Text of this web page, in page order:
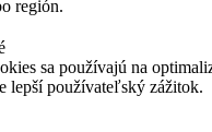
región.
sa používajú na
lepší používateľský zážitok.